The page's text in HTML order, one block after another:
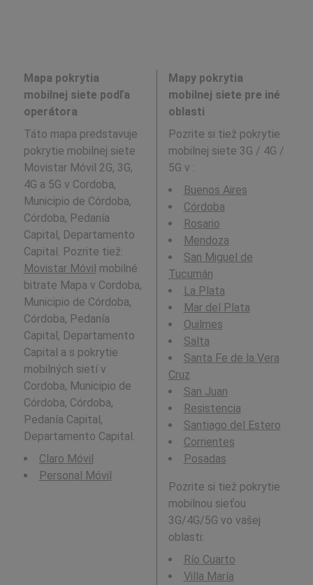
Mapa pokrytia
mobilnej siete podľa
operátora
Táto mapa predstavuje
pokrytie mobilnej siete
Movistar Móvil 2G, 3G,
4G a 5G v Cordoba,
Municipio de Córdoba,
Córdoba, Pedanía
Capital, Departamento
Capital. Pozrite tiež:
Movistar Móvil mobilné
bitrate Mapa v Cordoba,
Municipio de Córdoba,
Córdoba, Pedanía
Capital, Departamento
Capital a s pokrytie
mobilných sietí v
Cordoba, Municipio de
Córdoba, Córdoba,
Pedanía Capital,
Departamento Capital.
Claro Móvil
Personal Móvil
Mapy pokrytia
mobilnej siete pre iné
oblasti
Pozrite si tiež pokrytie
mobilnej siete 3G / 4G /
5G v :
Buenos Aires
Córdoba
Rosario
Mendoza
San Miguel de
Tucumán
La Plata
Mar del Plata
Quilmes
Salta
Santa Fe de la Vera
Cruz
San Juan
Resistencia
Santiago del Estero
Corrientes
Posadas
Pozrite si tiež pokrytie
mobilnou sieťou
3G/4G/5G vo vašej
oblasti:
Río Cuarto
Villa María